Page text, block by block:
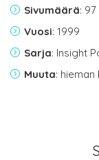
Sivumäärä: 97
Vuosi: 1999
Sarja: Insight
Muuta: